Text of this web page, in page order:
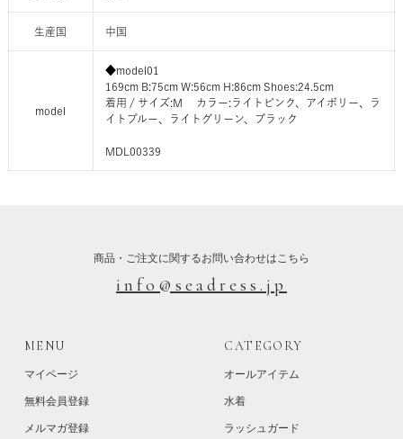
生産国 中国
model
◆model01
169cm B:75cm W:56cm H:86cm Shoes:24.5cm
着用 / サイズ:M カラー:ライトピンク、アイボリー、ラ
イトブルー、ライトグリーン、ブラック
MDL00339
商品・ご注文に関するお問い合わせはこちら
info@seadress.jp
MENU
マイページ
無料会員登録
メルマガ登録
CATEGORY
オールアイテム
水着
ラッシュガード